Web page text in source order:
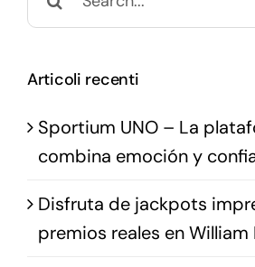
for:
Articoli recenti
Sportium UNO – La
combina emoción y
Disfruta de jackpots
premios reales en William